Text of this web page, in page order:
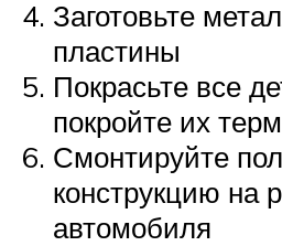
Заготовьте
пластины
Покрасьте все
покройте их
Смонтируйте
конструкцию на
автомобиля